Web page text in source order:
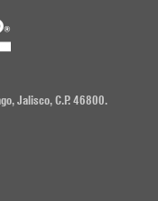
Jalisco, C.P. 46800.